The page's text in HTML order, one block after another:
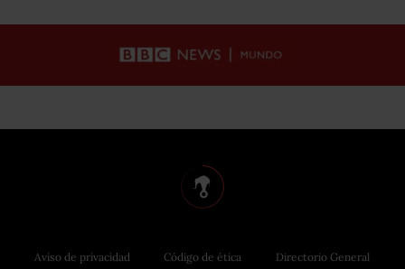
Aviso de privacidad Código de ética Directorio General